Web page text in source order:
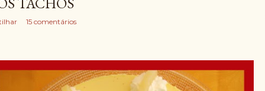
15 comentários